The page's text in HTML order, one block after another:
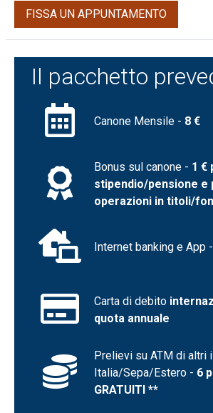
FISSA UN APPUNTAMENTO
Il pacchetto
Canone Mensile - 8 €
Bonus sul canone - 1 €
stipendio/pensione e
operazioni in titoli/
Internet banking e App -
Carta di debito
quota annuale
Prelievi su ATM di altri
Italia/Sepa/Estero - 6
GRATUITI **